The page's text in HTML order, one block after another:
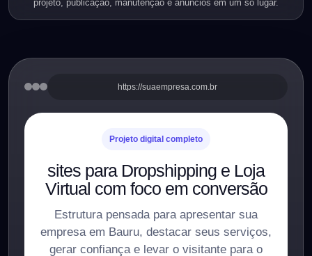
projeto, publicação, manutenção e anúncios em um só lugar.
https://suaempresa.com.br
Projeto digital completo
sites para Dropshipping e Loja
Virtual com foco em conversão
Estrutura pensada para apresentar sua
empresa em Bauru, destacar seus serviços,
gerar confiança e levar o visitante para o